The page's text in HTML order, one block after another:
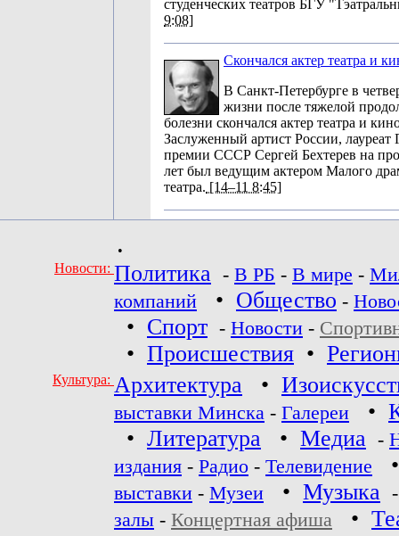
студенческих театров БГУ
9:08]
Скончался актер театра и
В Санкт-Петербурге в
жизни после тяжелой
болезни скончался актер театра и
Заслуженный артист России, лауреат
премии СССР Сергей Бехтерев на
лет был ведущим актером Малого
театра. [14–11 8:45]
•
Новости: Политика - В РБ - В мире -
компаний
• Общество -
• Спорт - Новости -
• Происшествия •
Культура: Архитектура •
выставки Минска - Галереи •
• Литература • Медиа -
издания - Радио - Телевидение
выставки - Музеи • Музыка
залы - Концертная афиша •